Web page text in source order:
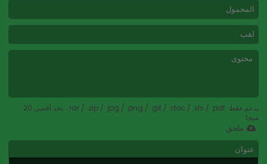
يدعم فقط .rar / .zip / .jpg / .png / .gif / .doc / .xls / .pdf ، بحد أقصى 20
ميجا
ملحق